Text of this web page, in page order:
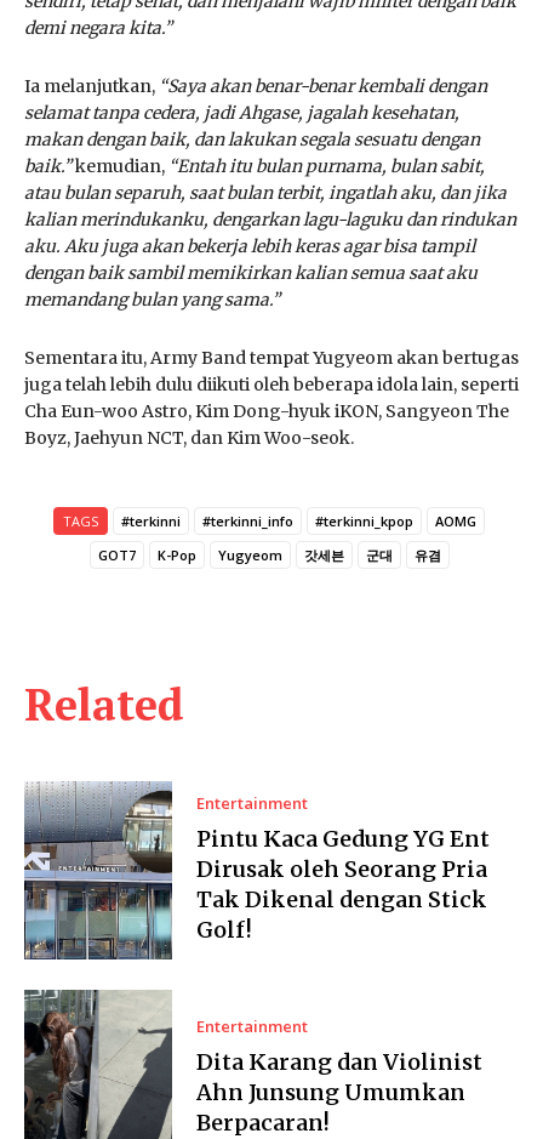
demi negara kita.”
Ia melanjutkan, “Saya akan benar-benar kembali dengan
selamat tanpa cedera, jadi Ahgase, jagalah kesehatan,
makan dengan baik, dan lakukan segala sesuatu dengan
baik.”kemudian, “Entah itu bulan purnama, bulan sabit,
atau bulan separuh, saat bulan terbit, ingatlah aku, dan jika
kalian merindukanku, dengarkan lagu-laguku dan rindukan
aku. Aku juga akan bekerja lebih keras agar bisa tampil
dengan baik sambil memikirkan kalian semua saat aku
memandang bulan yang sama.”
Sementara itu, Army Band tempat Yugyeom akan bertugas
juga telah lebih dulu diikuti oleh beberapa idola lain, seperti
Cha Eun-woo Astro, Kim Dong-hyuk iKON, Sangyeon The
Boyz, Jaehyun NCT, dan Kim Woo-seok.
TAGS #terkinni #terkinni_info #terkinni_kpop
AOMG
GOT7
K-Pop Yugyeom 갓세븐 군대 유겸
Related
Entertainment
Pintu Kaca Gedung YG Ent
Dirusak oleh Seorang Pria
Tak Dikenal dengan Stick
Golf!
Entertainment
Dita Karang dan Violinist
Ahn Junsung Umumkan
Berpacaran!